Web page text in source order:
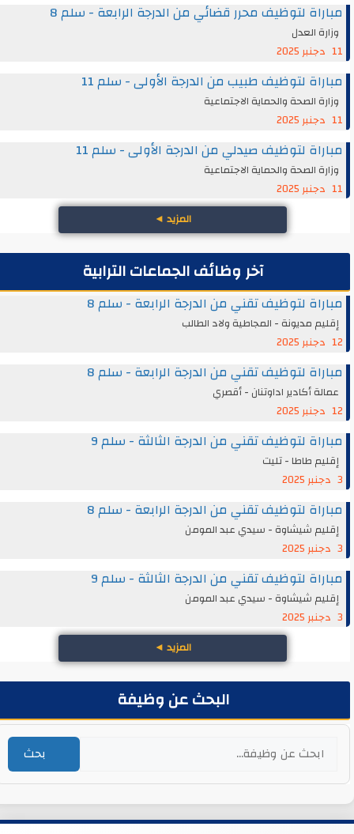
مباراة لتوظيف محرر قضائي من الدرجة الرابعة - سلم 8
وزارة العدل
11 دجنبر 2025
مباراة لتوظيف طبيب من الدرجة الأولى - سلم 11
وزارة الصحة والحماية الاجتماعية
11 دجنبر 2025
مباراة لتوظيف صيدلي من الدرجة الأولى - سلم 11
وزارة الصحة والحماية الاجتماعية
11 دجنبر 2025
المزيد◄
آخر وظائف الجماعات الترابية
مباراة لتوظيف تقني من الدرجة الرابعة - سلم 8
إقليم مديونة - المجاطية ولاد الطالب
12 دجنبر 2025
مباراة لتوظيف تقني من الدرجة الرابعة - سلم 8
عمالة أكادير اداوتنان - أقصري
12 دجنبر 2025
مباراة لتوظيف تقني من الدرجة الثالثة - سلم 9
إقليم طاطا - تليت
مباراة لتوظيف تقني من الدرجة الرابعة - سلم 8
إقليم شيشاوة - سيدي عبد المومن
مباراة لتوظيف تقني من الدرجة الثالثة - سلم 9
إقليم شيشاوة - سيدي عبد المومن
المزيد◄
البحث عن وظيفة
بحث